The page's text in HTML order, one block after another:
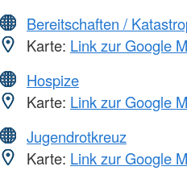
Bereitschaften /
Karte: Link zur Google
Hospize
Karte: Link zur Google
Jugendrotkreuz
Karte: Link zur Google